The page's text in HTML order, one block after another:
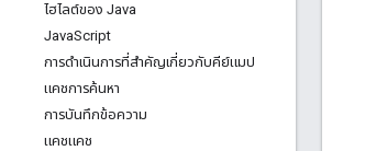
ไฮไลต์ของ Java
JavaScript
การดําเนินการที่สําคัญเกี่ยวกับคีย์แมป
แคชการค้นหา
การบันทึกข้อความ
แคชแคช